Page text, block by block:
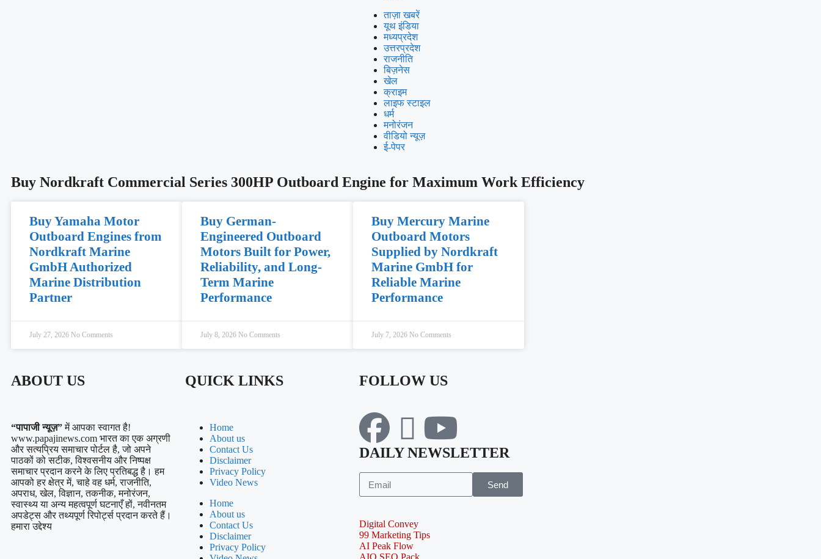
ताज़ा खबरें
यूथ इंडिया
मध्यप्रदेश
उत्तरप्रदेश
राजनीति
बिज़नेस
खेल
क्राइम
लाइफ स्टाइल
धर्म
मनोरंजन
वीडियो न्यूज़
ई-पेपर
Buy Nordkraft Commercial Series 300HP Outboard Engine for Maximum Work Efficiency
Buy Yamaha Motor
Outboard Engines from
Nordkraft Marine
GmbH Authorized
Marine Distribution
Partner
July 27, 2026 No Comments
Buy German-
Engineered Outboard
Motors Built for Power,
Reliability, and Long-
Term Marine
Performance
July 8, 2026 No Comments
Buy Mercury Marine
Outboard Motors
Supplied by Nordkraft
Marine GmbH for
Reliable Marine
Performance
July 7, 2026 No Comments
ABOUT US
“पापाजी न्यूज़”में आपका स्वागत है!
www.papajinews.com भारत का एक अग्रणी
और सत्यप्रिय समाचार पोर्टल है, जो अपने
पाठकों को सटीक, विश्वसनीय और निष्पक्ष
समाचार प्रदान करने के लिए प्रतिबद्ध है। हम
आपको हर क्षेत्र में, चाहे वह धर्म, राजनीति,
अपराध, खेल, विज्ञान, तकनीक, मनोरंजन,
स्वास्थ्य या अन्य महत्वपूर्ण घटनाएँ हों, नवीनतम
अपडेट्स और तथ्यपूर्ण रिपोर्ट्स प्रदान करते हैं।
हमारा उद्देश्य
QUICK LINKS
Home
About us
Contact Us
Disclaimer
Privacy Policy
Video News
Home
About us
Contact Us
Disclaimer
Privacy Policy
FOLLOW US
DAILY NEWSLETTER
Send
Digital Convey
99 Marketing Tips
AI Peak Flow
AIO SEO Pack